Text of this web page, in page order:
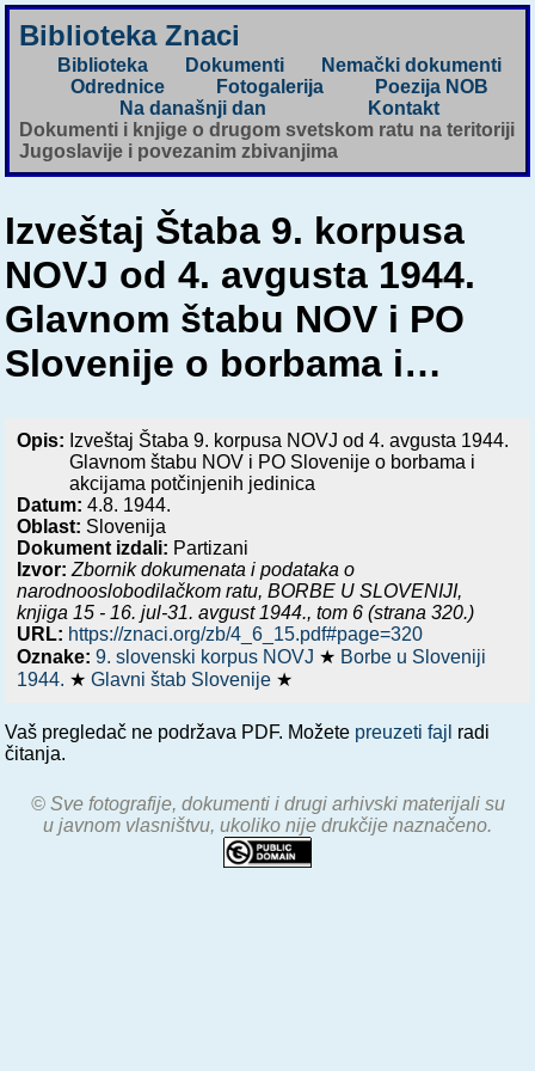
Biblioteka Znaci
Biblioteka Dokumenti
Nemački dokumenti
Odrednice
Fotogalerija
Poezija NOB
Na današnji dan
Kontakt
Dokumenti i knjige o drugom svetskom ratu na teritoriji
Jugoslavije i povezanim zbivanjima
Izveštaj Štaba 9. korpusa
NOVJ od 4. avgusta 1944.
Glavnom štabu NOV i PO
Slovenije o borbama i…
Opis: Izveštaj Štaba 9. korpusa NOVJ od 4. avgusta 1944.
Glavnom štabu NOV i PO Slovenije o borbama i
akcijama potčinjenih jedinica
Datum:4.8. 1944.
Oblast: Slovenija
Dokument izdali: Partizani
Izvor: Zbornik dokumenata i podataka o
narodnooslobodilačkom ratu,BORBE U SLOVENIJI,
knjiga 15 - 16. jul-31. avgust 1944., tom 6 (strana 320.)
URL: https://znaci.org/zb/4_6_15.pdf#page=320
Oznake:9. slovenski korpus NOVJ ★ Borbe u Sloveniji
1944. ★Glavni štab Slovenije ★
Vaš pregledač ne podržava PDF. Možete preuzeti fajl radi
čitanja.
© Sve fotografije, dokumenti i drugi arhivski materijali su
u javnom vlasništvu, ukoliko nije drukčije naznačeno.